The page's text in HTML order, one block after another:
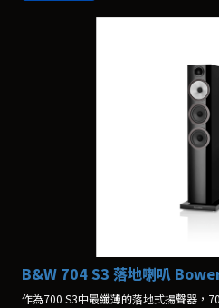
B&W 704 S3 落地喇叭